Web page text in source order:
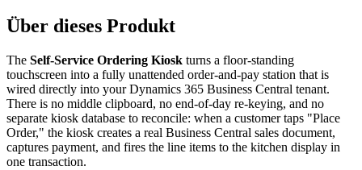
Über dieses Produkt
The Self-Service Ordering Kiosk turns a floor-standing
touchscreen into a fully unattended order-and-pay station that is
wired directly into your Dynamics 365 Business Central tenant.
There is no middle clipboard, no end-of-day re-keying, and no
separate kiosk database to reconcile: when a customer taps "Place
Order," the kiosk creates a real Business Central sales document,
captures payment, and fires the line items to the kitchen display in
one transaction.